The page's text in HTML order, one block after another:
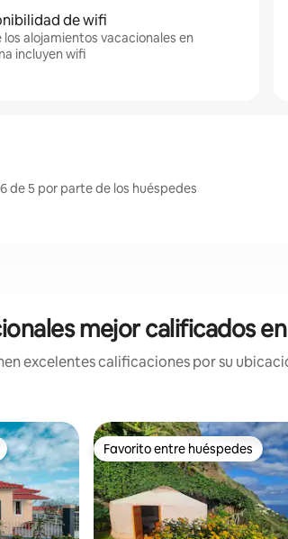
de wifi
los alojamientos vacacionales en
incluyen wifi
de 5 por parte de los huéspedes
mejor calificados
excelentes calificaciones por su
huéspedes Favorito entre huéspedes
Favorito entre huéspedes